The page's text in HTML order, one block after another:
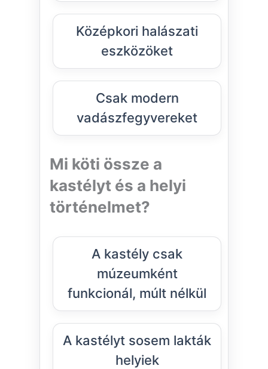
Középkori halászati
eszközöket
Csak modern
vadászfegyvereket
Mi köti össze a
kastélyt és a helyi
történelmet?
A kastély csak
múzeumként
funkcionál, múlt nélkül
A kastélyt sosem lakták
helyiek